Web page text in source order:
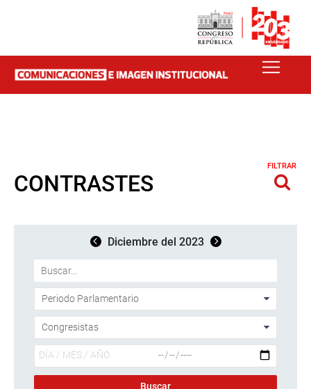
CONTRASTES
FILTRAR
Diciembre del 2023